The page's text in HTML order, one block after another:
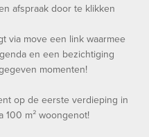
afspraak door te klikken
via move een link waarmee
en een bezichtiging
momenten!
op de eerste verdieping in
m² woongenot!